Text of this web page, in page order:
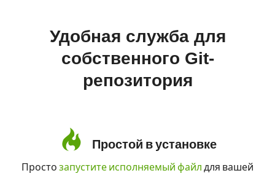
Удобная служба для
собственного Git-
репозитория
Простой в установке
Просто запустите исполняемый файл для вашей